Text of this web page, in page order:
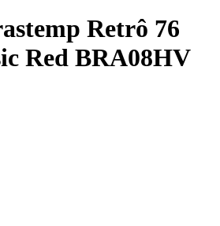
Retrô 76
Red BRA08HV